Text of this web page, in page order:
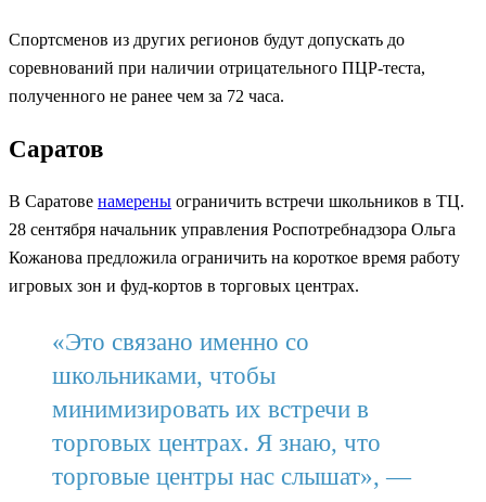
Спортсменов из других регионов будут допускать до
соревнований при наличии отрицательного ПЦР-теста,
полученного не ранее чем за 72 часа.
Саратов
В Саратове намерены ограничить встречи школьников в ТЦ.
28 сентября начальник управления Роспотребнадзора Ольга
Кожанова предложила ограничить на короткое время работу
игровых зон и фуд-кортов в торговых центрах.
«Это связано именно со
школьниками, чтобы
минимизировать их встречи в
торговых центрах. Я знаю, что
торговые центры нас слышат», —